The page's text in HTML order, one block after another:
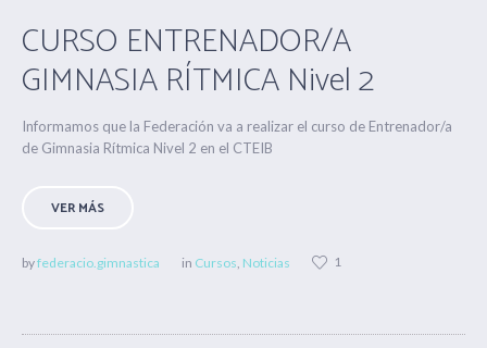
CURSO ENTRENADOR/A
GIMNASIA RÍTMICA Nivel 2
Informamos que la Federación va a realizar el curso de Entrenador/a
de Gimnasia Rítmica Nivel 2 en el CTEIB
VER MÁS
byfederacio.gimnastica in Cursos Noticias 1